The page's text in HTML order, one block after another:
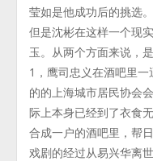
莹如是他成功后的挑选。
但是沈彬在这样一个现
玉。从两个方面来说，
1，鹰司忠义在酒吧里
的的上海城市居民协会
际上本身已经到了衣食
合成一户的酒吧里，帮
戏剧的经过从易兴华离